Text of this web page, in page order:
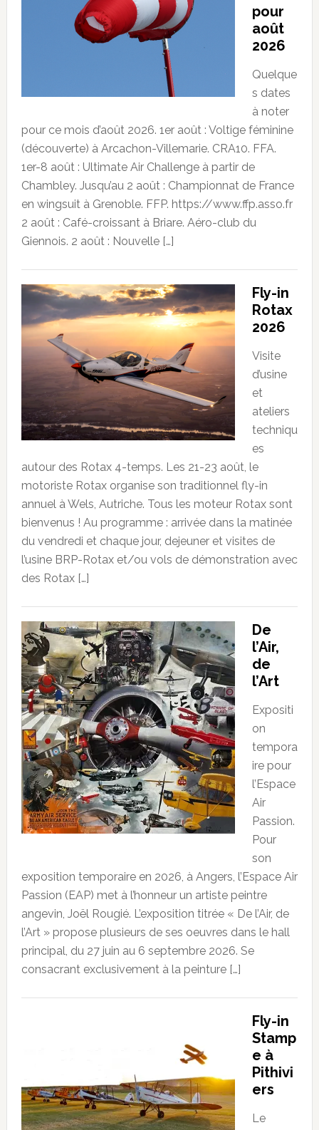
pour
août
2026
Quelque
s dates
à noter
pour ce mois d’août 2026. 1er août : Voltige féminine
(découverte) à Arcachon-Villemarie. CRA10. FFA.
1er-8 août : Ultimate Air Challenge à partir de
Chambley. Jusqu’au 2 août : Championnat de France
en wingsuit à Grenoble. FFP. https://www.ffp.asso.fr
2 août : Café-croissant à Briare. Aéro-club du
Giennois. 2 août : Nouvelle […]
Fly-in
Rotax
2026
Visite
d’usine
et
ateliers
techniqu
es
autour des Rotax 4-temps. Les 21-23 août, le
motoriste Rotax organise son traditionnel fly-in
annuel à Wels, Autriche. Tous les moteur Rotax sont
bienvenus ! Au programme : arrivée dans la matinée
du vendredi et chaque jour, dejeuner et visites de
l’usine BRP-Rotax et/ou vols de démonstration avec
des Rotax […]
De
l’Air,
de
l’Art
Expositi
on
tempora
ire pour
l’Espace
Air
Passion.
Pour
son
exposition temporaire en 2026, à Angers, l’Espace Air
Passion (EAP) met à l’honneur un artiste peintre
angevin, Joël Rougié. L’exposition titrée « De l’Air, de
l’Art » propose plusieurs de ses oeuvres dans le hall
principal, du 27 juin au 6 septembre 2026. Se
consacrant exclusivement à la peinture […]
Fly-in
Stamp
e à
Pithivi
ers
Le